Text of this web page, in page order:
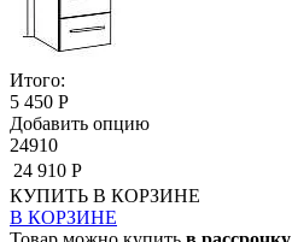
Итого:
5 450 Р
Добавить опцию
24910
24 910 Р
КУПИТЬ В КОРЗИНЕ
В КОРЗИНЕ